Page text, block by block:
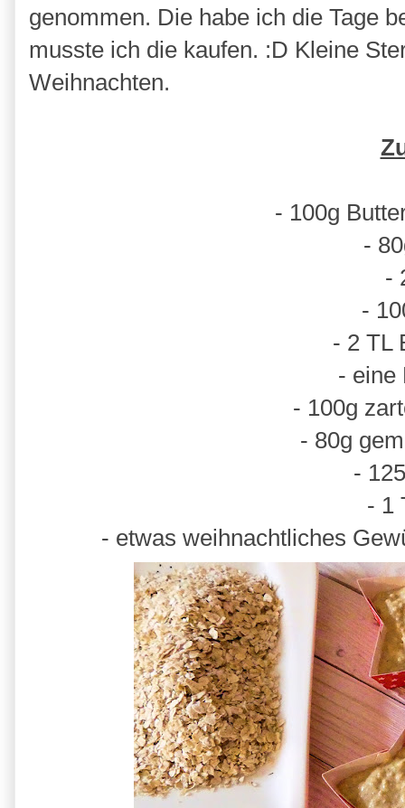
genommen. Die habe ich die Tage
musste ich die kaufen. :D Kleine
Weihnachten.
- 100g
-
-
-
- 2 TL
- eine
- 100g
- 80g
-
- 1
- etwas weihnachtliches